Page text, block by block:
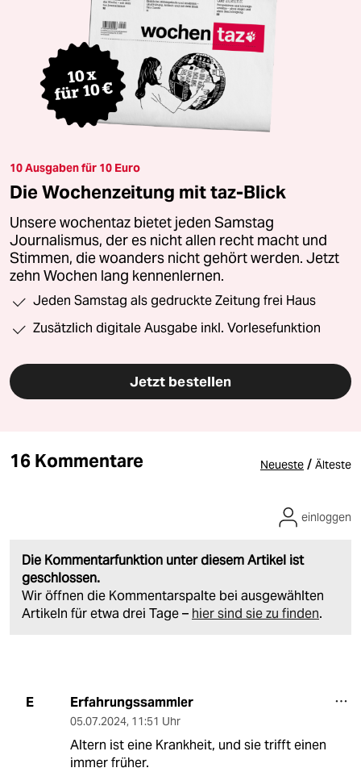
10 Ausgaben für 10 Euro
Die Wochenzeitung mit taz-Blick
Unsere wochentaz bietet jeden Samstag
Journalismus, der es nicht allen recht macht und
Stimmen, die woanders nicht gehört werden. Jetzt
zehn Wochen lang kennenlernen.
Jeden Samstag als gedruckte Zeitung frei Haus
Zusätzlich digitale Ausgabe inkl. Vorlesefunktion
Jetzt bestellen
16 Kommentare Neueste / Älteste
Die Kommentarfunktion unter diesem Artikel ist
geschlossen.
Wir öffnen die Kommentarspalte bei ausgewählten
Artikeln für etwa drei Tage – hier sind sie zu finden.
einloggen
E Erfahrungssammler
05.07.2024, 11:51 Uhr
Altern ist eine Krankheit, und sie trifft einen
immer früher.